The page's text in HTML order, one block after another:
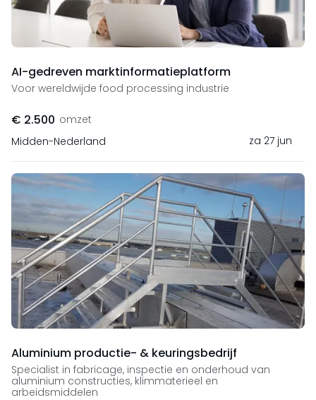
AI-gedreven marktinformatieplatform
Voor wereldwijde food processing industrie
€ 2.500 omzet
Midden-Nederland
za 27 jun
Aluminium productie- & keuringsbedrijf
Specialist in fabricage, inspectie en onderhoud van
aluminium constructies, klimmaterieel en
arbeidsmiddelen